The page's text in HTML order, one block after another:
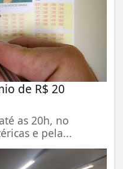
de R$ 20
as 20h, no
e pela...